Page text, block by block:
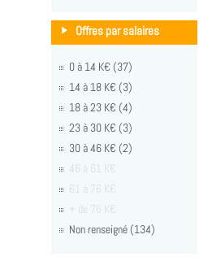
Offres par salaires
0 à 14 K€ (37)
14 à 18 K€ (3)
18 à 23 K€ (4)
23 à 30 K€ (3)
30 à 46 K€ (2)
46 à 61 K€
61 à 76 K€
+ de 76 K€
Non renseigné (134)